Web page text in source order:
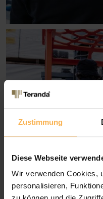
Zustimmung
Diese Webseite
Wir verwenden Cookies,
personalisieren,